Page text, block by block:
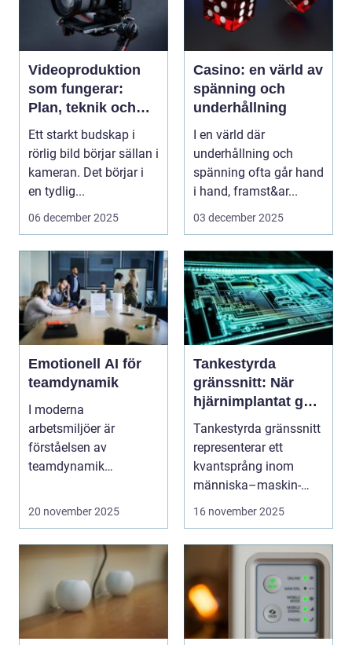
Videoproduktion
som fungerar:
Plan, teknik och
leverans
Ett starkt budskap i
rörlig bild börjar sällan i
kameran. Det börjar i
en tydlig...
06 december 2025
Casino: en värld av
spänning och
underhållning
I en värld där
underhållning och
spänning ofta går hand
i hand, framst&ar...
03 december 2025
Emotionell AI för
teamdynamik
I moderna
arbetsmiljöer är
förståelsen av
teamdynamik
20 november 2025
Tankestyrda
gränssnitt: När
hjärnimplantat gör
digital interaktion
sömlös
Tankestyrda gränssnitt
representerar ett
kvantsprång inom
människa–maskin-
inte...
16 november 2025